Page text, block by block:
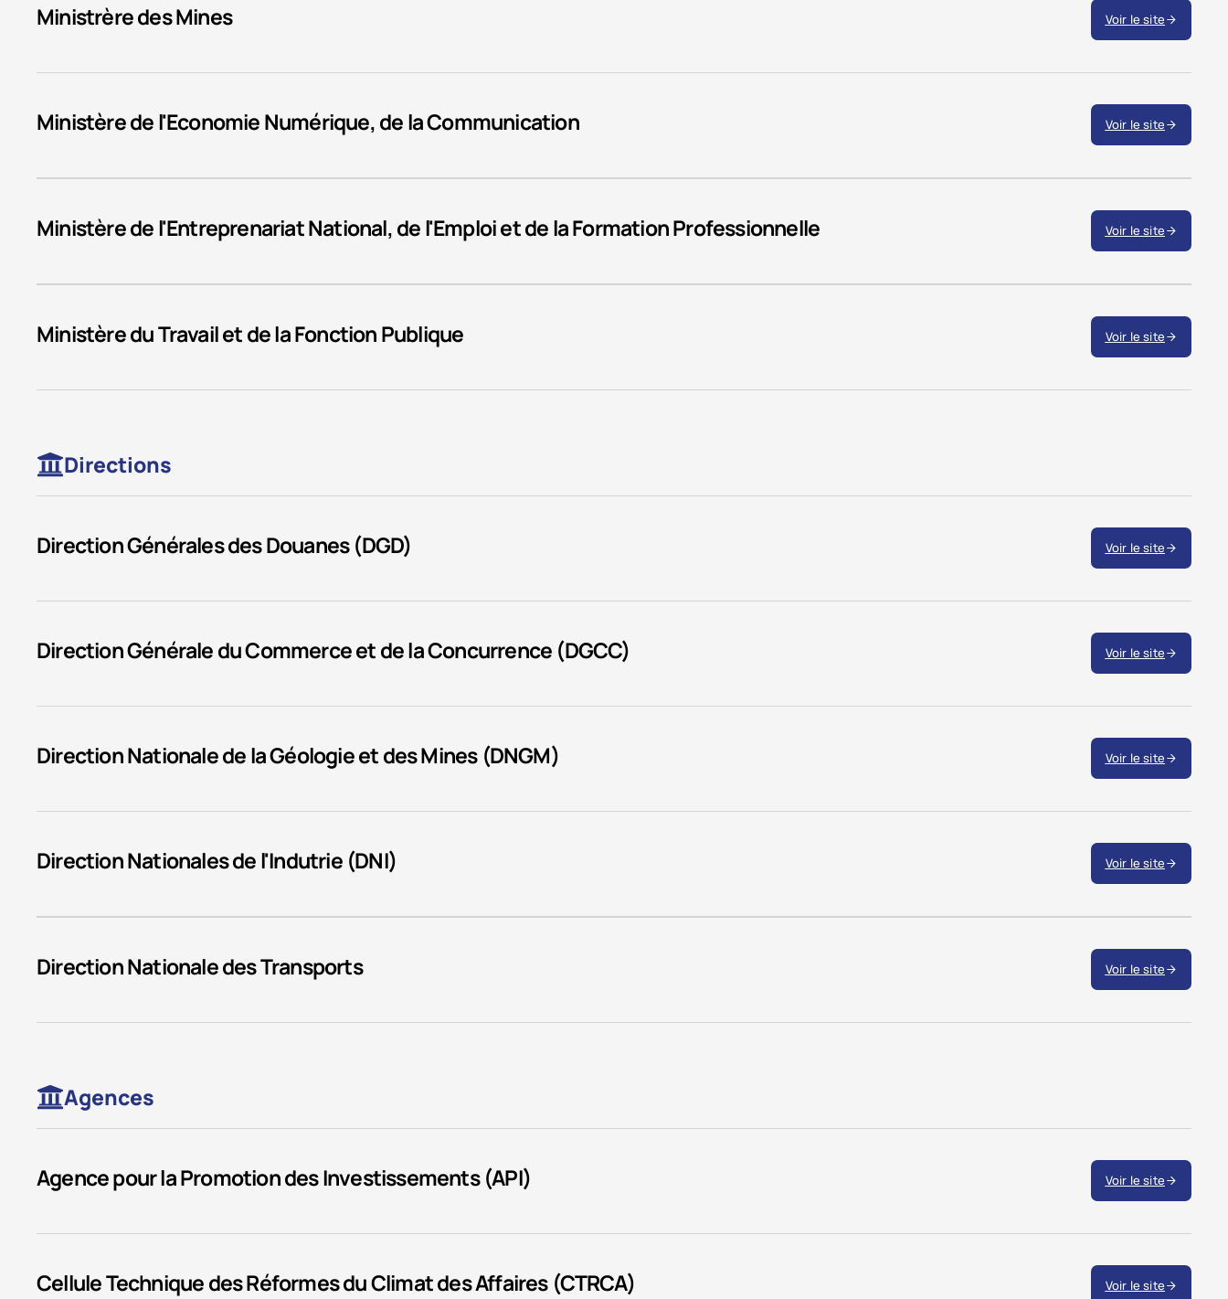
Ministrère des Mines Voir le site
Ministère de l'Economie Numérique, de la Communication Voir le site
Ministère de l'Entreprenariat National, de l'Emploi et de la Formation Professionnelle Voir le site
Ministère du Travail et de la Fonction Publique Voir le site
Directions
Direction Générales des Douanes (DGD) Voir le site
Direction Générale du Commerce et de la Concurrence (DGCC) Voir le site
Direction Nationale de la Géologie et des Mines (DNGM) Voir le site
Direction Nationales de l'Indutrie (DNI) Voir le site
Direction Nationale des Transports Voir le site
Agences
Agence pour la Promotion des Investissements (API) Voir le site
Cellule Technique des Réformes du Climat des Affaires (CTRCA) Voir le site